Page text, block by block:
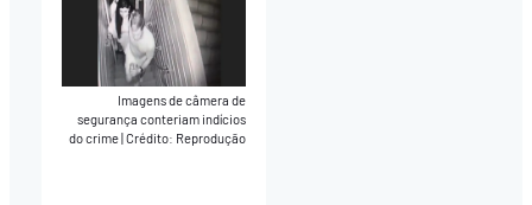
Imagens de câmera de
segurança conteriam indícios
do crime|Crédito: Reprodução